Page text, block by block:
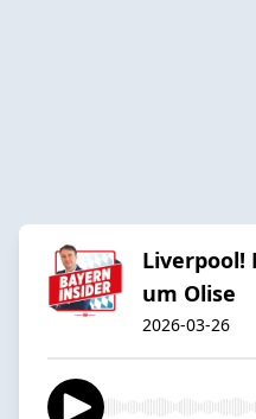
Liverpool!
um Olise
2026-03-26